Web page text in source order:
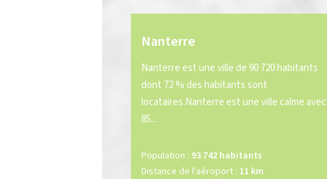
Nanterre
Nanterre est une ville de 90 720 habitants
dont 72 % des habitants sont
locataires.Nanterre est une ville calme avec
85...
Population : 93 742 habitants
Distance de l'aéroport : 11 km